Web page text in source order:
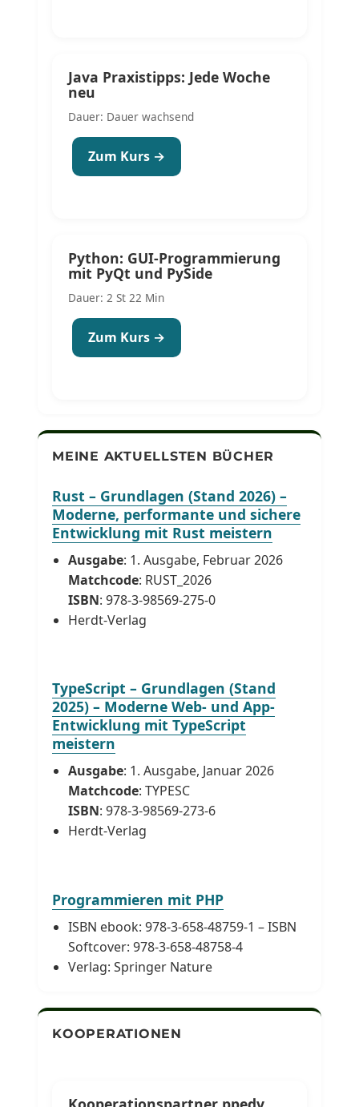
Java Praxistipps: Jede Woche
neu
Dauer: Dauer wachsend
Zum Kurs →
Python: GUI-Programmierung
mit PyQt und PySide
Dauer: 2 St 22 Min
Zum Kurs →
MEINE AKTUELLSTEN BÜCHER
Rust – Grundlagen (Stand 2026) –
Moderne, performante und sichere
Entwicklung mit Rust meistern
Ausgabe: 1. Ausgabe, Februar 2026
Matchcode: RUST_2026
ISBN: 978-3-98569-275-0
Herdt-Verlag
TypeScript – Grundlagen (Stand
2025) – Moderne Web- und App-
Entwicklung mit TypeScript
meistern
Ausgabe: 1. Ausgabe, Januar 2026
Matchcode: TYPESC
ISBN: 978-3-98569-273-6
Herdt-Verlag
Programmieren mit PHP
ISBN ebook: 978-3-658-48759-1 – ISBN
Softcover: 978-3-658-48758-4
Verlag: Springer Nature
KOOPERATIONEN